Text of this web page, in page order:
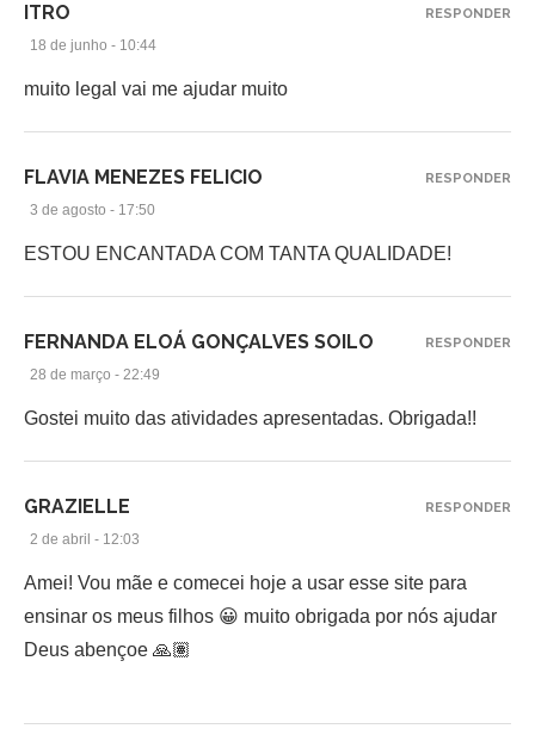
ITRO
18 de junho - 10:44
muito legal vai me ajudar muito
RESPONDER
FLAVIA MENEZES FELICIO
3 de agosto - 17:50
ESTOU ENCANTADA COM TANTA QUALIDADE!
RESPONDER
FERNANDA ELOÁ GONÇALVES SOILO
28 de março - 22:49
Gostei muito das atividades apresentadas. Obrigada!!
RESPONDER
GRAZIELLE
2 de abril - 12:03
Amei! Vou mãe e comecei hoje a usar esse site para
ensinar os meus filhos 😀 muito obrigada por nós ajudar
Deus abençoe 🙏🏽
RESPONDER